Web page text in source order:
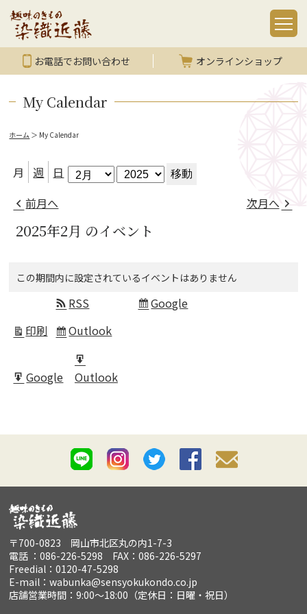
お電話でお問い合わせ オンラインショップ
My Calendar
ホーム ＞ My Calendar
月 週 日 月 年
前月へ 次月へ
2025年2月 のイベント
この期間内に設定されているイベントはありません
印刷
表
RSS
Subscribe
Google
Subscribe
Outlook
Export
Google
for
Outlook
〒700-0823 岡山市北区丸の内1-7-3
電話 ：086-226-5298 FAX：086-226-5297
Freedial：0120-47-5298
E-mail：wabunka@sensyokukondo.co.jp
店舗営業時間：9:00～18:00（定休日：日曜・祝日）